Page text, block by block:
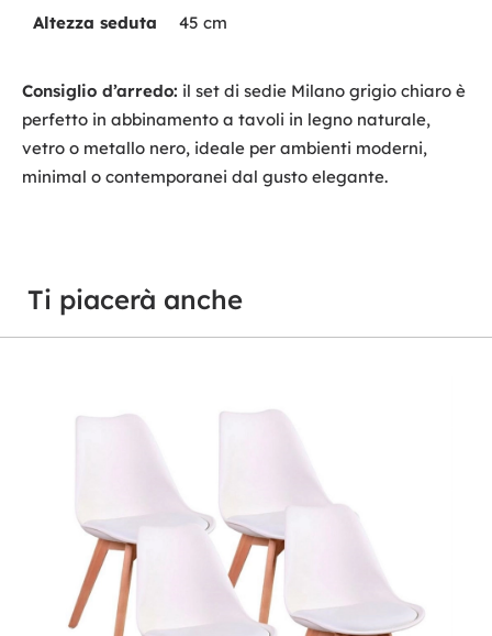
Altezza seduta 45 cm
Consiglio d’arredo: il set di sedie Milano grigio chiaro è
perfetto in abbinamento a tavoli in legno naturale,
vetro o metallo nero, ideale per ambienti moderni,
minimal o contemporanei dal gusto elegante.
Ti piacerà anche